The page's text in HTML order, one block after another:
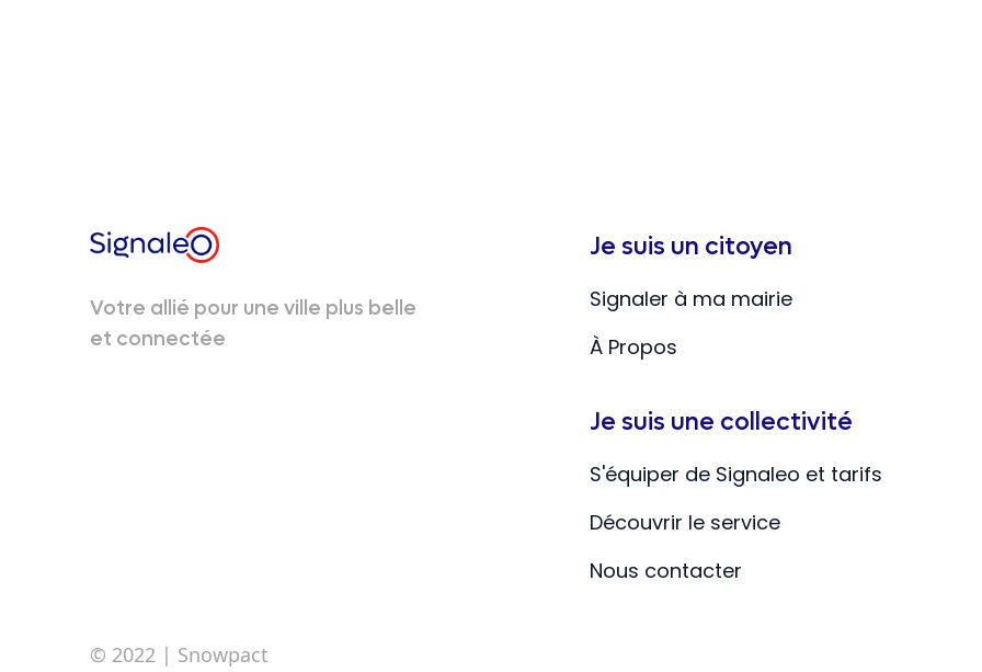
Votre allié pour une ville plus belle
et connectée
Je suis un citoyen
Signaler à ma mairie
À Propos
Je suis une collectivité
S'équiper de Signaleo et tarifs
Découvrir le service
Nous contacter
© 2022 | Snowpact